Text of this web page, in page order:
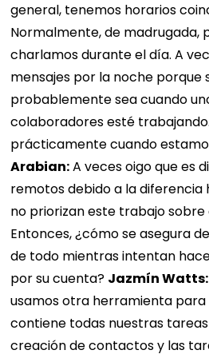
general, tenemos horarios
Normalmente, de madrugada,
charlamos durante el día. A
mensajes por la noche porque
probablemente sea cuando
colaboradores esté
prácticamente cuando
Arabian:A veces oigo que es
remotos debido a la diferencia
no priorizan este trabajo sobre
Entonces, ¿cómo se asegura
de todo mientras intentan
por su cuenta? Jazmín Watts:
usamos otra herramienta para
contiene todas nuestras
creación de contactos y las